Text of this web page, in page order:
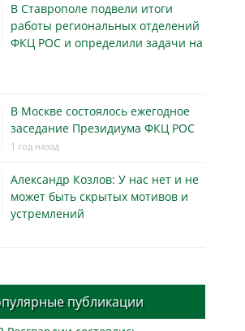
В Ставрополе подвели итоги
работы региональных отделений
ФКЦ РОС и определили задачи на
В Москве состоялось ежегодное
заседание Президиума ФКЦ РОС
1 год назад
Александр Козлов: У нас нет и не
может быть скрытых мотивов и
устремлений
публикации